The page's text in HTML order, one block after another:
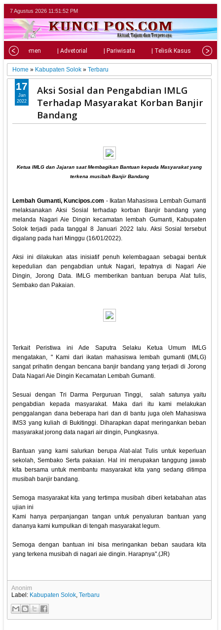
7 Agustus 2026 11:51:54 PM
| Parlemen | Advetorial | Pariwisata | Telisik Kasus |
Home » Kabupaten Solok »Terbaru
Aksi Sosial dan Pengabdian IMLG
Terhadap Masyarakat Korban Banjir
Bandang
Ketua IMLG dan Jajaran saat Membagikan Bantuan kepada Masyarakat yang
terkena musibah Banjir Bandang
Lembah Gumanti, Kuncipos.com - Ikatan Mahasiswa Lembah Gumanti
melaksanakan Aksi Sosial terhadap korban Banjir bandang yang
melanda Nagari Aie Dingin kecamatan lembah Gumanti, Kabupaten
Solok terjadi pada tanggal 8 Januari 2022 lalu. Aksi Sosial tersebut
digalang pada hari Minggu (16/01/2022).
Aksi ini dilakukan atas inisiatif penuh kelembagaan sebagai bentuk
kepedulian dan pengabdian untuk Nagari, tepatnya di Nagari Aie
Dingin, Jorong Data. IMLG memberikan bantuan berupa Alat tulis,
Sembako dan Pakaian.
Terkait Peristiwa ini Ade Saputra Selaku Ketua Umum IMLG
mengatakan, " Kami dari ikatan mahasiswa lembah gumanti (IMLG)
sangat prihatin dengan bencana banjir bandang yang terjadi di Jorong
Data Nagari Aie Dingin Kecamatan Lembah Gumanti.
Sesuai dengan Tri Darma Perguruan Tinggi, salah satunya yaitu
pengabdian kepada masyarakat. Maka dari itu kami melakukan
penggalangan dana beberapa hari dan di bantu juga oleh Mahasiswa
IMS3 yang kuliah di Bukitinggi. Diharapkan dapat meringankan beban
masyarakat jorong data nagari air dingin, Pungkasnya.
Bantuan yang kami salurkan berupa Alat-alat Tulis untuk keperluan
sekolah, Sembako Serta pakaian. Hal ini merupakan tanggung jawab
kita bersama untuk membantu masyarakat kita yang sedang ditimpa
musibah banjir bandang.
Semoga masyarakat kita yang tertimpa musibah diberi ketabahan atas
ujian ini
Kami hanya perpanjangan tangan untuk penyaluran bantuan yang
dananya kami kumpulkan di tengah masyarakat legum.
Semoga dengan bantuan ini bisa meringankan beban saudara kita
yang terkena musibah di nagari aie dingin. Harapnya".(JR)
17
Jan
2022
Anonim
Label: Kabupaten Solok,Terbaru